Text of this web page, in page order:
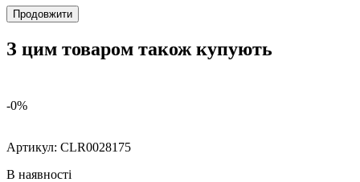
Продовжити
З цим товаром також купують
-0%
Артикул: CLR0028175
В наявності